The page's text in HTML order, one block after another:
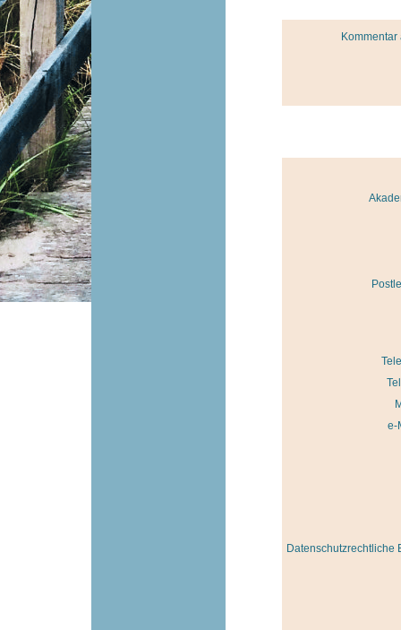
Kommentar
e-
Datenschutzrechtliche